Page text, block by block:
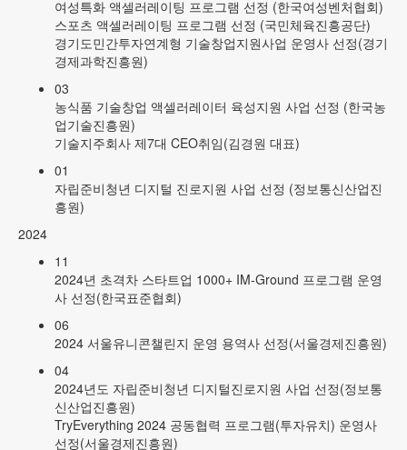
여성특화 액셀러레이팅 프로그램 선정 (한국여성벤처협회)
스포츠 액셀러레이팅 프로그램 선정 (국민체육진흥공단)
경기도민간투자연계형 기술창업지원사업 운영사 선정(경기
경제과학진흥원)
03
농식품 기술창업 액셀러레이터 육성지원 사업 선정 (한국농
업기술진흥원)
기술지주회사 제7대 CEO취임(김경원 대표)
01
자립준비청년 디지털 진로지원 사업 선정 (정보통신산업진
흥원)
2024
11
2024년 초격차 스타트업 1000+ IM-Ground 프로그램 운영
사 선정(한국표준협회)
06
2024 서울유니콘챌린지 운영 용역사 선정(서울경제진흥원)
04
2024년도 자립준비청년 디지털진로지원 사업 선정(정보통
신산업진흥원)
TryEverything 2024 공동협력 프로그램(투자유치) 운영사
선정(서울경제진흥원)